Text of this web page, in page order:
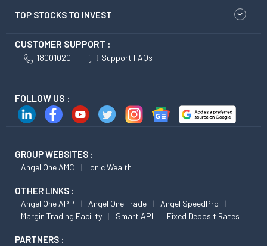
TOP STOCKS TO INVEST
CUSTOMER SUPPORT :
18001020 Support FAQs
FOLLOW US :
GROUP WEBSITES :
Angel One AMC Ionic Wealth
OTHER LINKS :
Angel One APP Angel One Trade
Angel SpeedPro
Margin Trading Facility
Smart API Fixed Deposit Rates
PARTNERS :